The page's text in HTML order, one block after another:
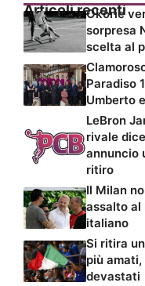
Articoli recenti
Okorie
sorpresa
scelta al
Paradiso
Umberto
LeBron
rivale
annuncio
ritiro
Il Milan
assalto al
italiano
Si ritira
più
devastati